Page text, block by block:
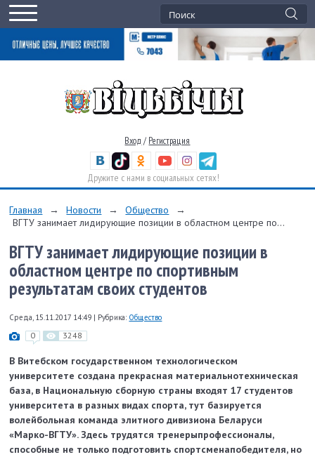
Вход / Регистрация
Дружите с нами в социальных сетях!
Главная → Новости → Общество
→
ВГТУ занимает лидирующие позиции в областном центре по...
ВГТУ занимает лидирующие позиции в
областном центре по спортивным
результатам своих студентов
Среда, 15.11.2017 14:49 | Рубрика: Общество
0 3248
В Витебском государственном технологическом
университете создана прекрасная материально­техническая
база, в Национальную сборную страны входят 17 студентов
университета в разных видах спорта, тут базируется
волейбольная команда элитного дивизиона Беларуси
«Марко-­ВГТУ». Здесь трудятся тренеры­профессионалы,
способные не только подготовить спортсмена­победителя, но